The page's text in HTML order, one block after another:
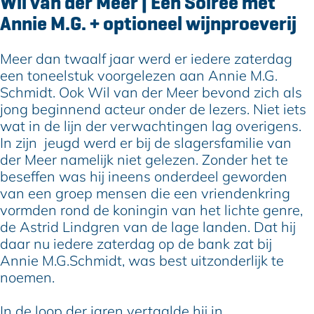
d
e
r
M
e
e
r
|
E
e
n
S
o
i
r
v
a
d
e
r
M
e
e
r
|
E
e
n
S
o
r
l
v
n
d
e
r
M
e
e
r
|
E
e
n
S
n
d
r
M
e
e
r
|
E
e
n
S
o
i
r
a
n
d
e
r
M
e
e
r
|
E
e
n
o
Annie M.G. + optioneel wijnproeverij
Meer dan twaalf jaar werd er iedere zaterdag
een toneelstuk voorgelezen aan Annie M.G.
Schmidt. Ook Wil van der Meer bevond zich als
jong beginnend acteur onder de lezers. Niet iets
wat in de lijn der verwachtingen lag overigens.
In zijn jeugd werd er bij de slagersfamilie van
der Meer namelijk niet gelezen. Zonder het te
beseffen was hij ineens onderdeel geworden
van een groep mensen die een vriendenkring
vormden rond de koningin van het lichte genre,
de Astrid Lindgren van de lage landen. Dat hij
daar nu iedere zaterdag op de bank zat bij
Annie M.G.Schmidt, was best uitzonderlijk te
noemen.